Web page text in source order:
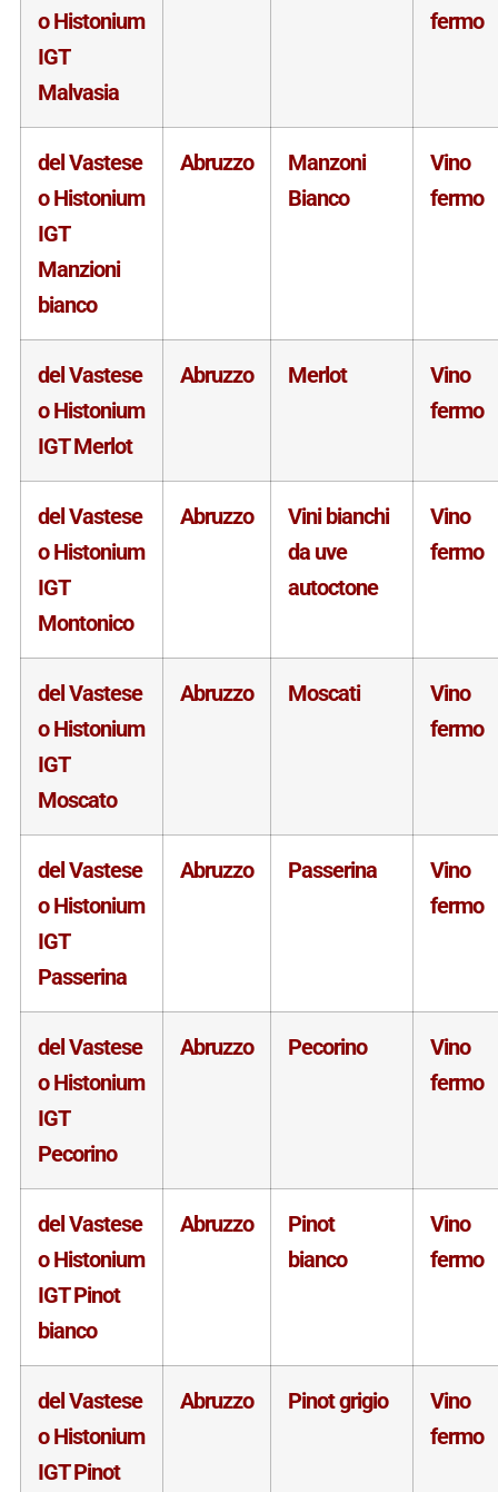
o Histonium
IGT
Malvasia
fermo
del Vastese
o Histonium
IGT
Manzioni
bianco
Abruzzo
Manzoni
Bianco
Vino
fermo
del Vastese
o Histonium
IGT Merlot
Abruzzo Merlot
Vino
fermo
del Vastese
o Histonium
IGT
Montonico
Abruzzo
Vini bianchi
da uve
autoctone
Vino
fermo
del Vastese
o Histonium
IGT
Moscato
Abruzzo Moscati
Vino
fermo
del Vastese
o Histonium
IGT
Passerina
Abruzzo Passerina
Vino
fermo
del Vastese
o Histonium
IGT
Pecorino
Abruzzo Pecorino
Vino
fermo
del Vastese
o Histonium
IGT Pinot
bianco
Abruzzo
Pinot
bianco
Vino
fermo
del Vastese
o Histonium
IGT Pinot
Abruzzo Pinot grigio
Vino
fermo